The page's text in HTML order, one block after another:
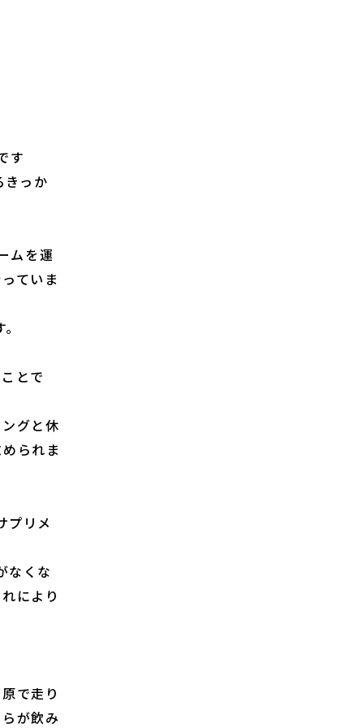
す
きっか
ムを運
ていま
とで
グと休
られま
プリメ
なくな
により
で走り
が飲み